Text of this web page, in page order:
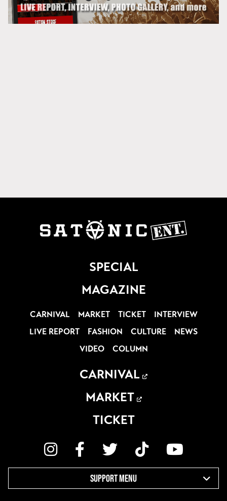
SPECIAL
MAGAZINE
CARNIVAL MARKET TICKET
INTERVIEW
LIVE REPORT
FASHION CULTURE
NEWS
VIDEO
COLUMN
CARNIVAL
MARKET
TICKET
SUPPORT MENU